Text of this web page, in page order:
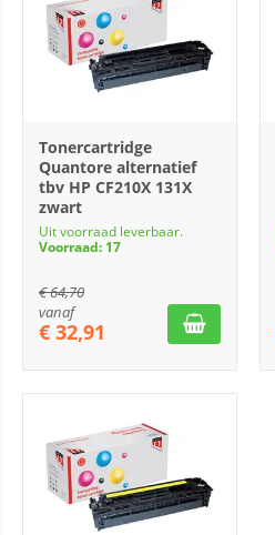
Tonercartridge
Quantore alternatief
tbv HP CF210X 131X
zwart
Uit voorraad leverbaar.
Voorraad: 17
€64,70
vanaf
€ 32,91